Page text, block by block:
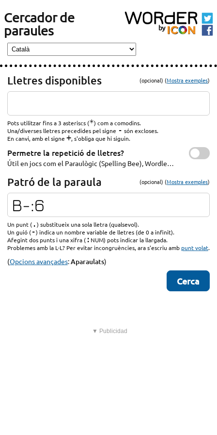
Cercador de
paraules
Lletres disponibles (opcional) (Mostra exemples)
Pots utilitzar fins a 3 asteriscs (*) com a comodins.
Una/diverses lletres precedides pel signe - són excloses.
En canvi, amb el signe +, s'obliga que hi siguin.
Permetre la repetició de lletres?
Útil en jocs com el Paraulògic (Spelling Bee), Wordle…
Patró de la paraula (opcional) (Mostra exemples)
Un punt (.) substitueix una sola lletra (qualsevol).
Un guió (-) indica un nombre variable de lletres (de 0 a infinit).
Afegint dos punts i una xifra (: NUM) pots indicar la llargada.
Problemes amb la L·L? Per evitar incongruències, ara s'escriu amb punt volat.
(Opcions avançades:Aparaulats)
▼ Publicidad